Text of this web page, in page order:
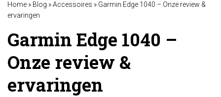
Home » Blog »Accessoires » Garmin Edge 1040 – Onze review &
ervaringen
Garmin Edge 1040 –
Onze review &
ervaringen